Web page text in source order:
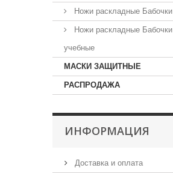
Ножи раскладные Бабочки
Ножи раскладные Бабочки
учебные
МАСКИ ЗАЩИТНЫЕ
РАСПРОДАЖА
ИНФОРМАЦИЯ
Доставка и оплата